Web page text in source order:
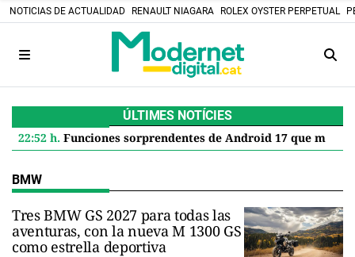
NOTICIAS DE ACTUALIDAD RENAULT NIAGARA ROLEX OYSTER PERPETUAL
ÚLTIMES NOTÍCIES
22:52 h. Funciones sorprendentes de Android 17 que mejoran tu Google Pixel
BMW
Tres BMW GS 2027 para todas las
aventuras, con la nueva M 1300 GS
como estrella deportiva